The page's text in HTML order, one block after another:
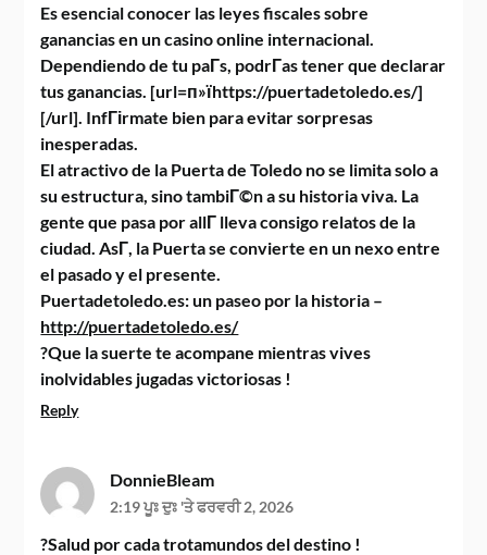
Es esencial conocer las leyes fiscales sobre
ganancias en un casino online internacional.
Dependiendo de tu paГ­s, podrГ­as tener que declarar
tus ganancias. [url=п»їhttps://puertadetoledo.es/]
[/url]. InfГіrmate bien para evitar sorpresas
inesperadas.
El atractivo de la Puerta de Toledo no se limita solo a
su estructura, sino tambiГ©n a su historia viva. La
gente que pasa por allГ­ lleva consigo relatos de la
ciudad. AsГ­, la Puerta se convierte en un nexo entre
el pasado y el presente.
Puertadetoledo.es: un paseo por la historia –
http://puertadetoledo.es/
?Que la suerte te acompane mientras vives
inolvidables jugadas victoriosas !
Reply
DonnieBleam
2:19 ਪੂਃ ਦੁਃ 'ਤੇ ਫਰਵਰੀ 2, 2026
?Salud por cada trotamundos del destino !